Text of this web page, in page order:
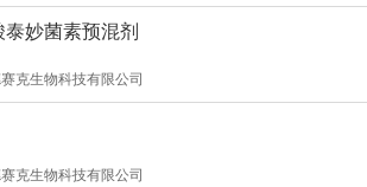
妙菌素预混剂
克生物科技有限公司
克生物科技有限公司